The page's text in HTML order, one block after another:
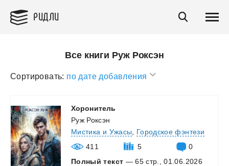
РИДЛИ
Все книги Руж Роксэн
Сортировать: по дате добавления
Хоронитель
Руж Роксэн
Мистика и Ужасы
Городское фэнтези
411
5
0
Полный текст — 65 стр., 01.06.2026